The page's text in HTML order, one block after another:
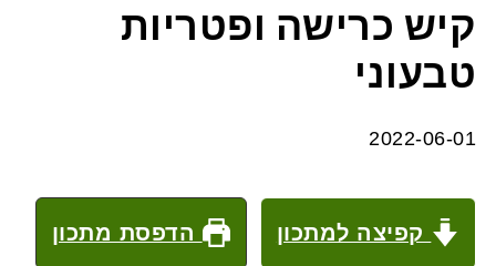
קיש כרישה ופטריות
טבעוני
2022-06-01
קפיצה למתכון הדפסת מתכון